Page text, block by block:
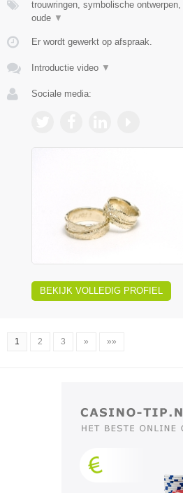
trouwringen, symbolische
oude ▼
Er wordt gewerkt op afspraak.
Introductie video ▼
Sociale media:
BEKIJK VOLLEDIG PROFIEL
1 2 3 » »»